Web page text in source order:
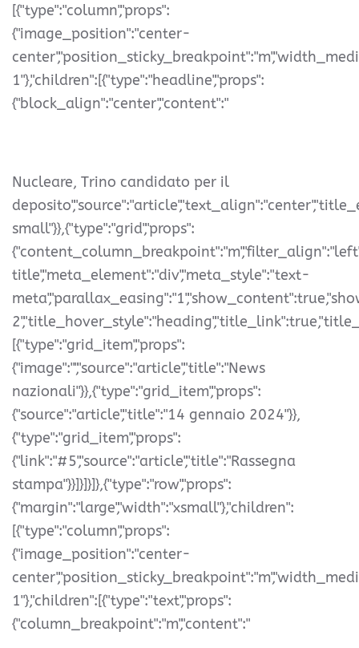
[{"type":"column","props":
{"image_position":"center-
1"},"children":[{"type":"headline","props":
{"block_align":"center","content":"
Nucleare, Trino candidato per il
small"}},{"type":"grid","props":
title","meta_element":"div","meta_style":"text-
[{"type":"grid_item","props":
{"image":"","source":"article","title":"News
nazionali"}},{"type":"grid_item","props":
{"source":"article","title":"14 gennaio 2024"}},
{"type":"grid_item","props":
{"link":"#5","source":"article","title":"Rassegna
stampa"}}]}]}]},{"type":"row","props":
{"margin":"large","width":"xsmall"},"children":
[{"type":"column","props":
{"image_position":"center-
1"},"children":[{"type":"text","props":
{"column_breakpoint":"m","content":"